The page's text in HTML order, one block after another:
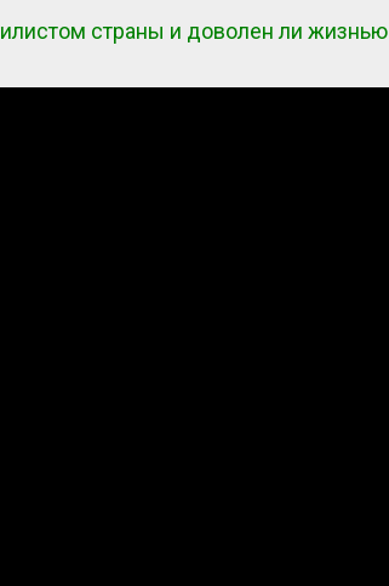
страны и доволен ли жизнью